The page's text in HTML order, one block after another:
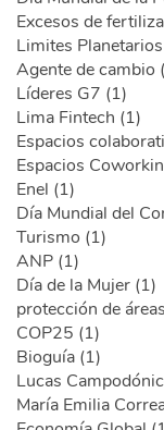
Excesos de
Limites
Agente de cambio
Líderes G7 (1)
Lima Fintech (1)
Espacios
Espacios
Enel (1)
Día Mundial del
Turismo (1)
ANP (1)
Día de la Mujer (1)
protección de
COP25 (1)
Bioguía (1)
Lucas
María Emilia